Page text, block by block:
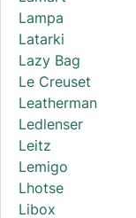
Lampa
Latarki
Lazy Bag
Le Creuset
Leatherman
Ledlenser
Leitz
Lemigo
Lhotse
Libox